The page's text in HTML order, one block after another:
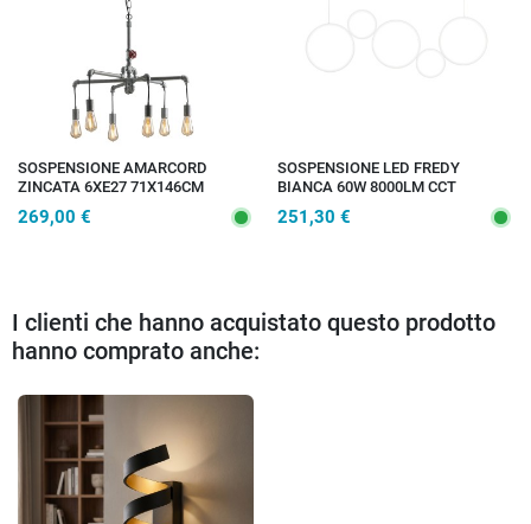
SOSPENSIONE AMARCORD
ZINCATA 6XE27 71X146CM
269,00 €
SOSPENSIONE LED FREDY
BIANCA 60W 8000LM CCT
251,30 €
I clienti che hanno acquistato questo prodotto
hanno comprato anche: